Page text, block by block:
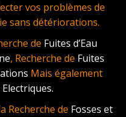
vos problèmes de
sans détériorations.
de Fuites d’Eau
, Recherche de Fuites
Mais également
Recherche de Fosses et